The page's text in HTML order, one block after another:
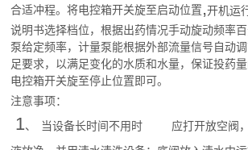
合适冲程。将电控箱开关旋至启动位置,开机运
说明书选择档位，根据出药情况手动旋动频率
泵给定频率，计量泵能根据外部流量信号自动
足要求，以满足变化的水质和水量，保证投药
电控箱开关旋至停止位置即可。
注意事项：
1、 当设备长时间不用时 应打开放空阀